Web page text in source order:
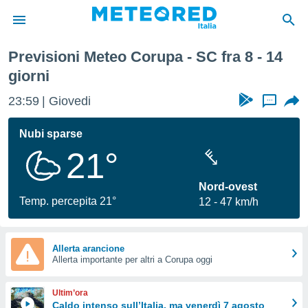
di
per
di
Web
le
Previsioni Meteo Corupa - SC fra 8 - 14
giorni
23:59 Giovedi ...
Nubi sparse
21°
Temp. percepita 21°
Nord-ovest
12
47 km/h
Allerta arancione
Allerta importante per altri a Corupa oggi
Ultim’ora
Caldo intenso sull’Italia, ma venerdì 7 agosto